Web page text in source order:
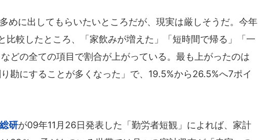
めに出してもらいたいところだが、現実は厳しそうだ。今年
比較したところ、「家飲みが増えた」「短時間で帰る」「一
どの全ての項目で割合が上がっている。最も上がったのは
り勘にすることが多くなった」で、19.5%から26.5%へ7ポイ
研が09年11月26日発表した「勤労者短観」によれば、家計